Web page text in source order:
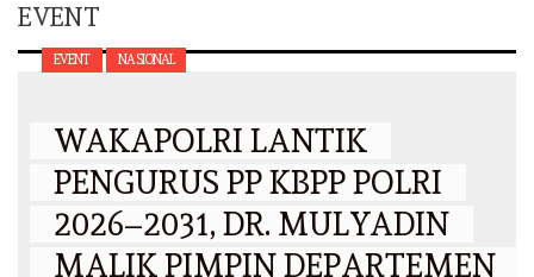
EVENT
EVENT NASIONAL
WAKAPOLRI LANTIK
PENGURUS PP KBPP POLRI
2026–2031, DR. MULYADIN
MALIK PIMPIN DEPARTEMEN